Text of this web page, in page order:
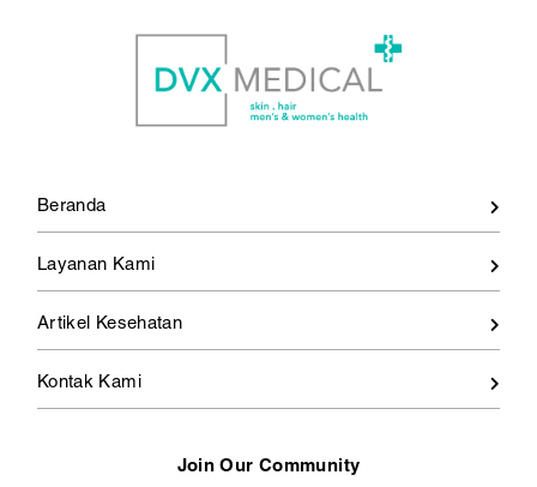
Beranda
Layanan Kami
Artikel Kesehatan
Kontak Kami
Join Our Community